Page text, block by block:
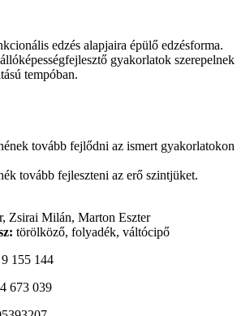
edzés alapjaira épülő edzésforma.
gyakorlatok szerepelnek
tempóban.
tovább fejlődni az ismert gyakorlatokon
tovább fejleszteni az erő szintjüket.
Zsirai Milán, Marton Eszter
törölköző, folyadék, váltócipő
155 144
673 039